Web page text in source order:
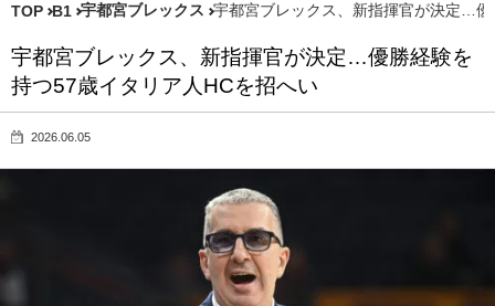
TOP B1 宇都宮ブレックス 宇都宮ブレックス、新指揮官が決定…
宇都宮ブレックス、新指揮官が決定…優勝経験を
持つ57歳イタリア人HCを招へい
2026.06.05